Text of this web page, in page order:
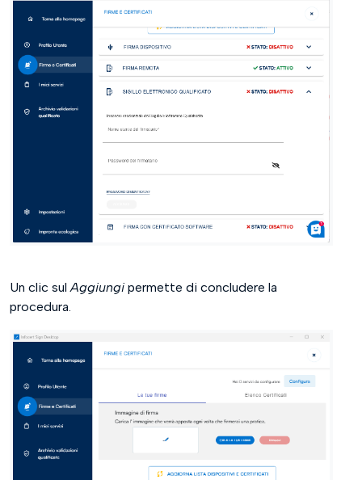
Un clic sul Aggiungi permette di concludere la
procedura.